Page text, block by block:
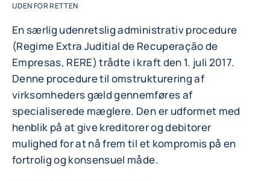
UDEN FOR RETTEN
En særlig udenretslig administrativ procedure
(Regime Extra Juditial de Recuperação de
Empresas, RERE) trådte i kraft den 1. juli 2017.
Denne procedure til omstrukturering af
virksomheders gæld gennemføres af
specialiserede mæglere. Den er udformet med
henblik på at give kreditorer og debitorer
mulighed for at nå frem til et kompromis på en
fortrolig og konsensuel måde.